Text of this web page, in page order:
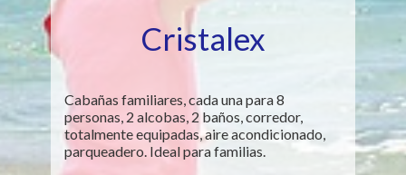
Cristalex
Cabañas familiares, cada una para 8
personas, 2 alcobas, 2 baños, corredor,
totalmente equipadas, aire acondicionado,
parqueadero. Ideal para familias.